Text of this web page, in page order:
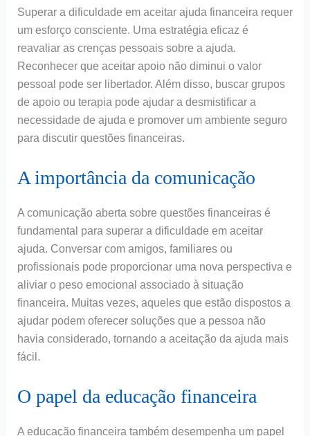
Superar a dificuldade em aceitar ajuda financeira requer
um esforço consciente. Uma estratégia eficaz é
reavaliar as crenças pessoais sobre a ajuda.
Reconhecer que aceitar apoio não diminui o valor
pessoal pode ser libertador. Além disso, buscar grupos
de apoio ou terapia pode ajudar a desmistificar a
necessidade de ajuda e promover um ambiente seguro
para discutir questões financeiras.
A importância da comunicação
A comunicação aberta sobre questões financeiras é
fundamental para superar a dificuldade em aceitar
ajuda. Conversar com amigos, familiares ou
profissionais pode proporcionar uma nova perspectiva e
aliviar o peso emocional associado à situação
financeira. Muitas vezes, aqueles que estão dispostos a
ajudar podem oferecer soluções que a pessoa não
havia considerado, tornando a aceitação da ajuda mais
fácil.
O papel da educação financeira
A educação financeira também desempenha um papel